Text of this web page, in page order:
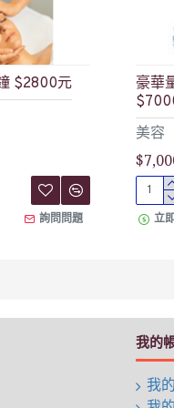
$2800元
詢問問題
美容
豪華
立
我的
我